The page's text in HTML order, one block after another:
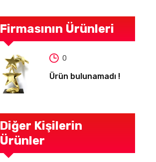
Firmasının Ürünleri
0
Ürün bulunamadı !
Diğer Kişilerin
Ürünler